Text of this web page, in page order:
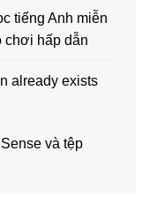
tiếng Anh miễn
chơi hấp dẫn
already exists
và tệp